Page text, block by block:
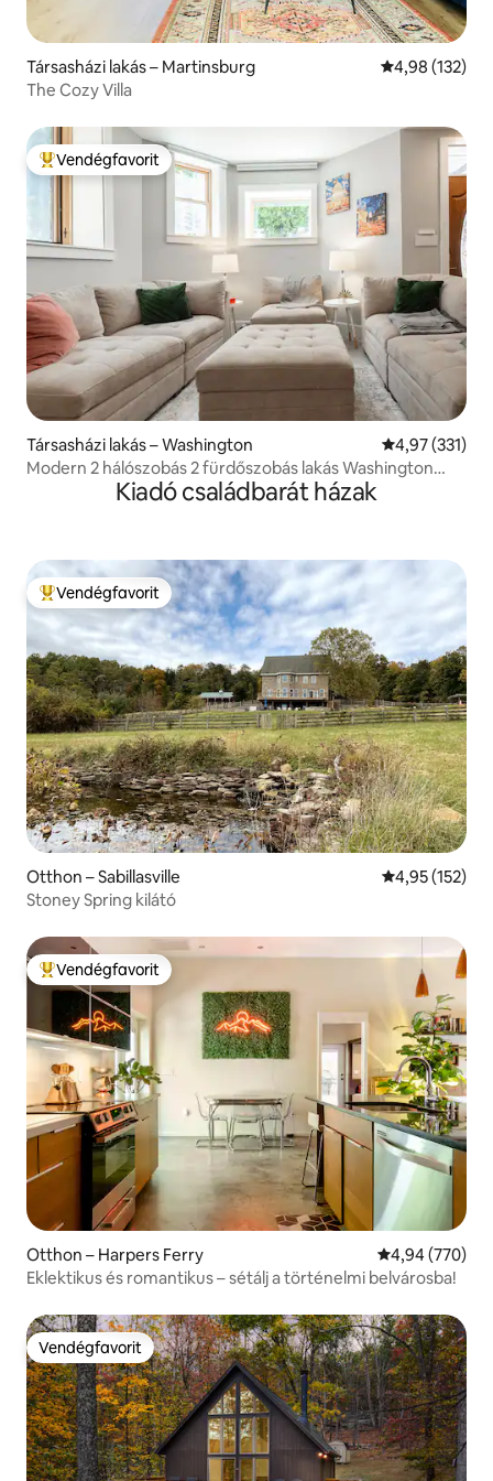
Társasházi lakás – Martinsburg Átlagos
4,98 (132)
The Cozy Villa
Kiemelt vendégfavorit
Vendégfavorit
Társasházi lakás – Washington Átlagos
4,97 (331)
Modern 2 hálószobás 2 fürdőszobás lakás Washington
trendi környékénKiadó családbarát házak
Kiemelt vendégfavorit
Vendégfavorit
Otthon – Sabillasville Átlagos
4,95 (152)
Stoney Spring kilátó
Kiemelt vendégfavorit
Vendégfavorit
Otthon – Harpers Ferry Átlagos
4,94 (770)
Eklektikus és romantikus – sétálj a történelmi belvárosba!
Vendégfavorit
Vendégfavorit